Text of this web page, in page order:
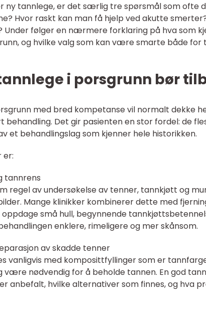
ny tannlege, er det særlig tre spørsmål som ofte
Hvor raskt kan man få hjelp ved akutte
Under følger en nærmere forklaring på hva som
og hvilke valg som kan være smarte både for
i porsgrunn bør
med bred kompetanse vil normalt dekke
behandling. Det gir pasienten en stor fordel: de
et behandlingslag som kjenner hele historikken.
er:
tannrens
regel av undersøkelse av tenner, tannkjøtt og
Mange klinikker kombinerer dette med
oppdage små hull, begynnende
enklere, rimeligere og mer skånsom.
av skadde tenner
vanligvis med komposittfyllinger som er
være nødvendig for å beholde tannen. En god
anbefalt, hvilke alternativer som finnes, og hva